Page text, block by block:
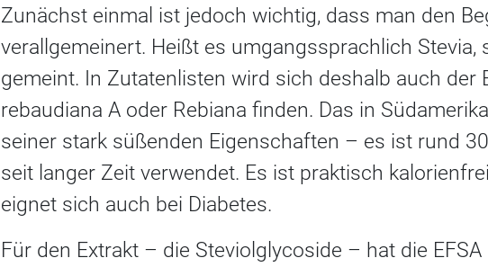
Zunächst einmal ist jedoch wichtig, dass man den
verallgemeinert. Heißt es umgangssprachlich Stevia,
gemeint. In Zutatenlisten wird sich deshalb auch der
rebaudiana A oder Rebiana finden. Das in
seiner stark süßenden Eigenschaften – es ist rund
seit langer Zeit verwendet. Es ist praktisch
eignet sich auch bei Diabetes.
Für den Extrakt – die Steviolglycoside – hat die